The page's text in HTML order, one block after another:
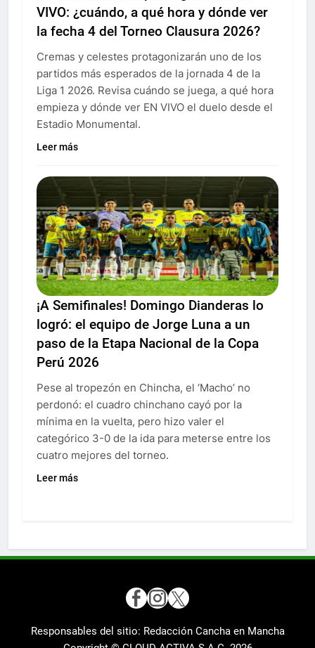
VIVO: ¿cuándo, a qué hora y dónde ver
la fecha 4 del Torneo Clausura 2026?
Cremas y celestes protagonizarán uno de los
partidos más esperados de la jornada 4 de la
Liga 1 2026. Revisa cuándo se juega, a qué hora
empieza y dónde ver EN VIVO el duelo desde el
Estadio Monumental.
Leer más
¡A Semifinales! Domingo Dianderas lo
logró: el equipo de Jorge Luna a un
paso de la Etapa Nacional de la Copa
Perú 2026
Pese al tropezón en Chincha, el ‘Macho’ no
perdonó: el cuadro chinchano cayó por la
mínima en la vuelta, pero hizo valer el
categórico 3-0 de la ida para meterse entre los
cuatro mejores del torneo.
Leer más
Responsables del sitio: Redacción Cancha en Mancha